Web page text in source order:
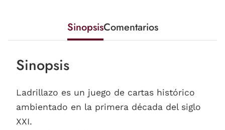
SinopsisComentarios
Sinopsis
Ladrillazo es un juego de cartas histórico
ambientado en la primera década del siglo
XXI.